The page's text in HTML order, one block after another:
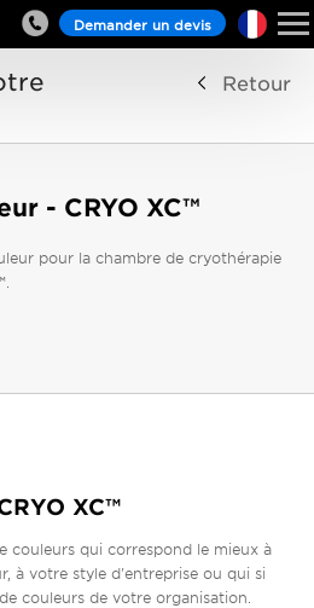
Demander un devis
Retour
- CRYO XC™
pour la chambre de cryothérapie
XC™
couleurs qui correspond le mieux à
à votre style d'entreprise ou qui si
couleurs de votre organisation.